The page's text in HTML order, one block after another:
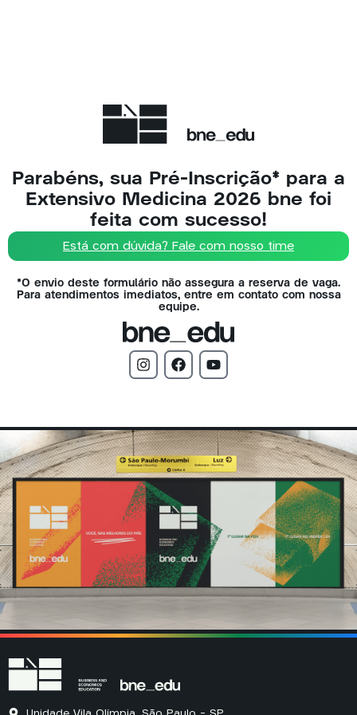
Parabéns, sua Pré-Inscrição* para a
Extensivo Medicina 2026 bne foi
feita com sucesso!
Está com dúvida? Fale com nosso time
*O envio deste formulário não assegura a reserva de vaga.
Para atendimentos imediatos, entre em contato com nossa
equipe.